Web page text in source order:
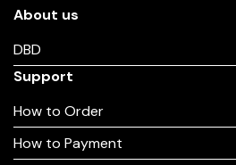
About us
DBD
Support
How to Order
How to Payment